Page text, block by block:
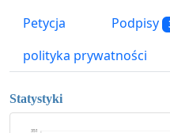
Petycja Podpisy
polityka prywatności
Statystyki
351